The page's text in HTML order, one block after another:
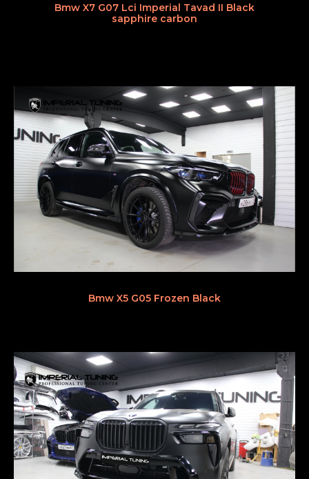
Bmw X7 G07 Lci Imperial Tavad II Black
sapphire carbon
Bmw X5 G05 Frozen Black